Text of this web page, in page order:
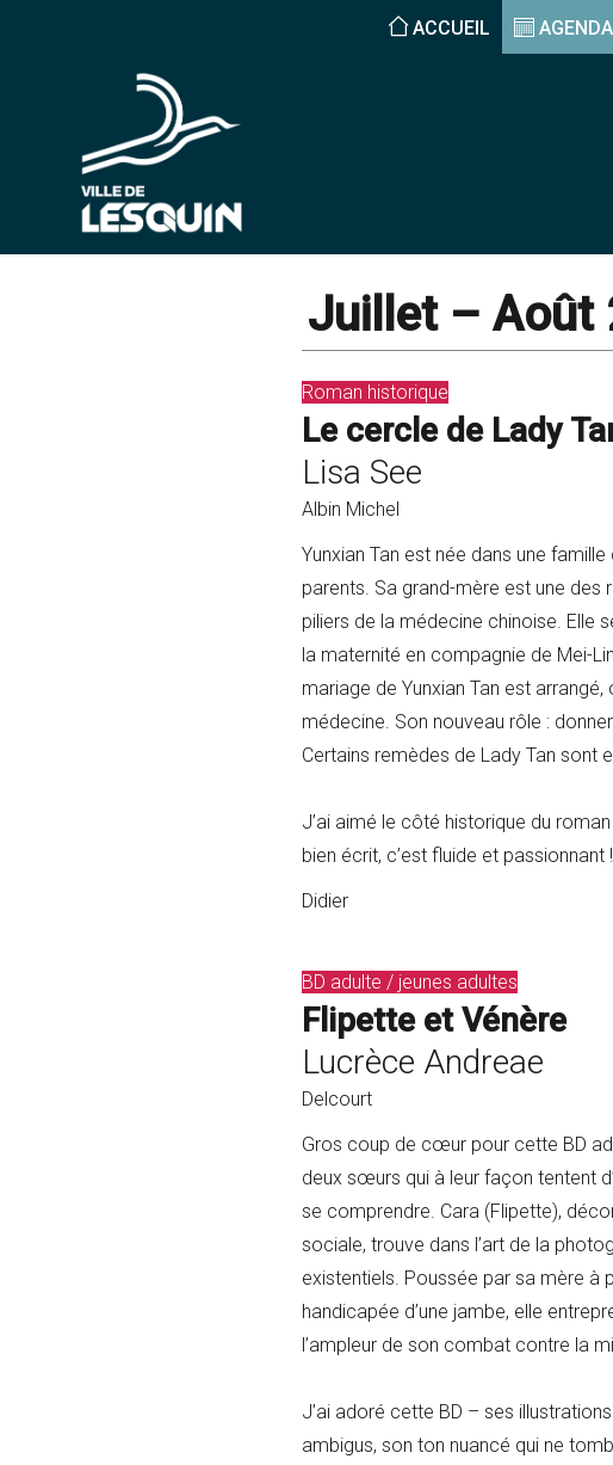
ACCUEIL AGENDA
Juillet – Août
Roman historique
Le cercle de Lady
Lisa See
Albin Michel
Yunxian Tan est née dans une
parents. Sa grand-mère est une des
piliers de la médecine chinoise. Elle
la maternité en compagnie de Mei-
mariage de Yunxian Tan est
médecine. Son nouveau rôle :
Certains remèdes de Lady Tan sont
J’ai aimé le côté historique du
bien écrit, c’est fluide et passionnant !
Didier
BD adulte / jeunes adultes
Flipette et Vénère
Lucrèce Andreae
Delcourt
Gros coup de cœur pour cette BD
deux sœurs qui à leur façon tentent
se comprendre. Cara (Flipette),
sociale, trouve dans l’art de la
existentiels. Poussée par sa mère
handicapée d’une jambe, elle
l’ampleur de son combat contre la
J’ai adoré cette BD – ses
ambigus, son ton nuancé qui ne